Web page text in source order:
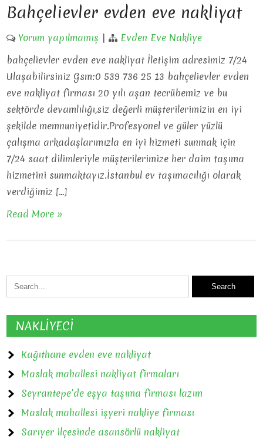
Bahçelievler evden eve nakliyat
Yorum yapılmamış |
Evden Eve Nakliye
bahçelievler evden eve nakliyat İletişim adresimiz 7/24
Ulaşabilirsiniz Gsm:0 539 736 25 13 bahçelievler evden
eve nakliyat firması 20 yılı aşan tecrübemiz ve bu
sektörde devamlılığı,siz değerli müşterilerimizin en iyi
şekilde memnuniyetidir.Profesyonel ve güler yüzlü
çalışma arkadaşlarımızla en iyi hizmeti sunmak için
7/24 saat dilimleriyle müşterilerimize her daim taşıma
hizmetini sunmaktayız.İstanbul ev taşımacılığı olarak
verdiğimiz […]
Read More »
NAKLİYECİ
Kağıthane evden eve nakliyat
Maslak mahallesi nakliyat firmaları
Seyrantepe’de eşya taşıma firması lazım
Maslak mahallesi işyeri nakliye firması
Sarıyer ilçesinde asansörlü nakliyat